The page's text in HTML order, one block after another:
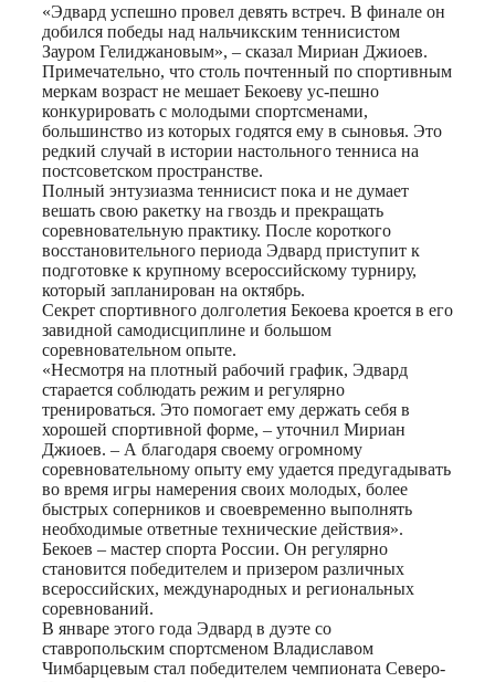
«Эдвард успешно провел девять встреч. В финале он
добился победы над нальчикским теннисистом
Зауром Гелиджановым», – сказал Мириан Джиоев.
Примечательно, что столь почтенный по спортивным
меркам возраст не мешает Бекоеву ус-пешно
конкурировать с молодыми спортсменами,
большинство из которых годятся ему в сыновья. Это
редкий случай в истории настольного тенниса на
постсоветском пространстве.
Полный энтузиазма теннисист пока и не думает
вешать свою ракетку на гвоздь и прекращать
соревновательную практику. После короткого
восстановительного периода Эдвард приступит к
подготовке к крупному всероссийскому турниру,
который запланирован на октябрь.
Секрет спортивного долголетия Бекоева кроется в его
завидной самодисциплине и большом
соревновательном опыте.
«Несмотря на плотный рабочий график, Эдвард
старается соблюдать режим и регулярно
тренироваться. Это помогает ему держать себя в
хорошей спортивной форме, – уточнил Мириан
Джиоев. – А благодаря своему огромному
соревновательному опыту ему удается предугадывать
во время игры намерения своих молодых, более
быстрых соперников и своевременно выполнять
необходимые ответные технические действия».
Бекоев – мастер спорта России. Он регулярно
становится победителем и призером различных
всероссийских, международных и региональных
соревнований.
В январе этого года Эдвард в дуэте со
ставропольским спортсменом Владиславом
Чимбарцевым стал победителем чемпионата Северо-